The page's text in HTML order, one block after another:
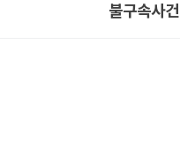
불구속사건